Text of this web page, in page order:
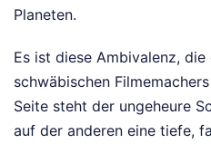
Planeten.
Es ist diese Ambivalenz, die
schwäbischen
Seite steht der ungeheure
auf der anderen eine tiefe,